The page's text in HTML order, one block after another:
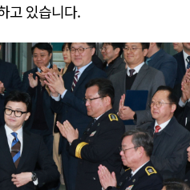
고 있습니다.